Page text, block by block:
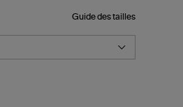
Guide des tailles